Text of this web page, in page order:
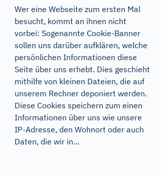
Wer eine Webseite zum ersten Mal
besucht, kommt an ihnen nicht
vorbei: Sogenannte Cookie-Banner
sollen uns darüber aufklären, welche
persönlichen Informationen diese
Seite über uns erhebt. Dies geschieht
mithilfe von kleinen Dateien, die auf
unserem Rechner deponiert werden.
Diese Cookies speichern zum einen
Informationen über uns wie unsere
IP-Adresse, den Wohnort oder auch
Daten, die wir in...